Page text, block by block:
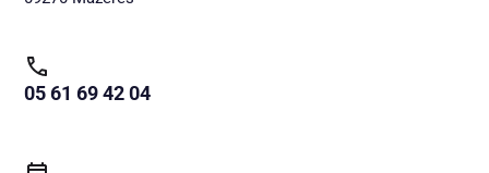
05 61 69 42 04